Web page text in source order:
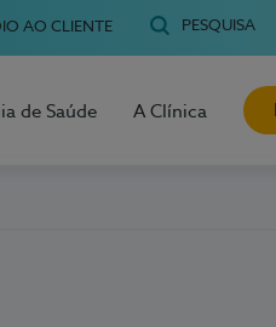
AO CLIENTE PESQUISA
de Saúde A Clínica